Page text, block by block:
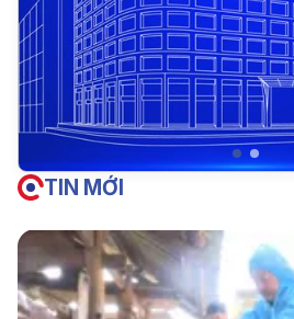
TIN MỚI